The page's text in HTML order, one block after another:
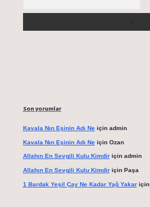
Son yorumlar
Kavala Nın Eşinin Adı Neiçin admin
Kavala Nın Eşinin Adı Neiçin Ozan
Allahın En Sevgili Kulu Kimdiriçin admin
Allahın En Sevgili Kulu Kimdiriçin Paşa
1 Bardak Yeşil Çay Ne Kadar Yağ Yakariçin